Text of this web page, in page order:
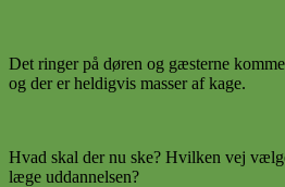
Det ringer på døren og gæsterne
og der er heldigvis masser af kage.
Hvad skal der nu ske? Hvilken vej
læge uddannelsen?